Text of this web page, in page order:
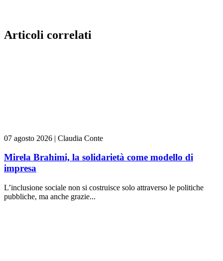
Articoli correlati
07 agosto 2026 | Claudia Conte
Mirela Brahimi, la solidarietà come modello di
impresa
L’inclusione sociale non si costruisce solo attraverso le politiche
pubbliche, ma anche grazie...